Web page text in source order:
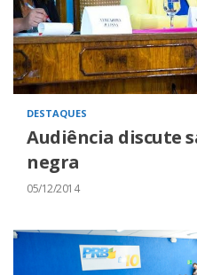
DESTAQUES
Audiência discute
negra
05/12/2014